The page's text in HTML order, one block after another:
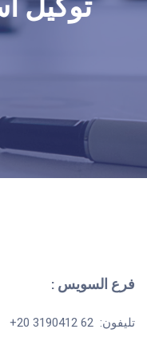
فرع السويس :
تليفون: 62 3190412 20+